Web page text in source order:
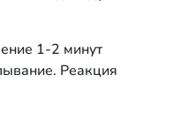
1-2 минут
Реакция